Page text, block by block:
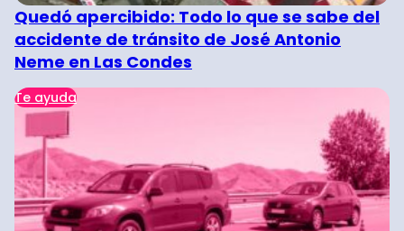
Quedó apercibido: Todo lo que se sabe del
accidente de tránsito de José Antonio
Neme en Las Condes
Te ayuda